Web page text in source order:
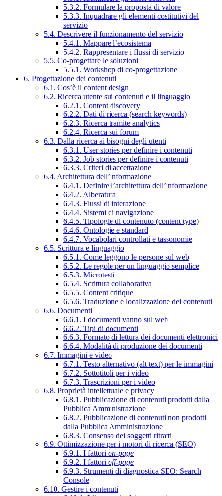
5.3.2. Formulare la proposta di valore
5.3.3. Inquadrare gli elementi costitutivi del
servizio
5.4. Descrivere il funzionamento del servizio
5.4.1. Mappare l’ecosistema
5.4.2. Rappresentare i flussi di servizio
5.5. Co-progettare le soluzioni
5.5.1. Workshop di co-progettazione
6. Progettazione dei contenuti
6.1. Cos’è il content design
6.2. Ricerca utente sui contenuti e il linguaggio
6.2.1. Content discovery
6.2.2. Dati di ricerca (search keywords)
6.2.3. Ricerca tramite analytics
6.2.4. Ricerca sui forum
6.3. Dalla ricerca ai bisogni degli utenti
6.3.1. User stories per definire i contenuti
6.3.2. Job stories per definire i contenuti
6.3.3. Criteri di accettazione
6.4. Architettura dell’informazione
6.4.1. Definire l’architettura dell’informazione
6.4.2. Alberatura
6.4.3. Flussi di interazione
6.4.4. Sistemi di navigazione
6.4.5. Tipologie di contenuto (content type)
6.4.6. Ontologie e standard
6.4.7. Vocabolari controllati e tassonomie
6.5. Scrittura e linguaggio
6.5.1. Come leggono le persone sul web
6.5.2. Le regole per un linguaggio semplice
6.5.3. Microtesti
6.5.4. Scrittura collaborativa
6.5.5. Content critique
6.5.6. Traduzione e localizzazione dei contenuti
6.6. Documenti
6.6.1. I documenti vanno sul web
6.6.2. Tipi di documenti
6.6.3. Formato di lettura dei documenti elettronici
6.6.4. Modalità di produzione dei documenti
6.7. Immagini e video
6.7.1. Testo alternativo (alt text) per le immagini
6.7.2. Sottotitoli per i video
6.7.3. Trascrizioni per i video
6.8. Proprietà intellettuale e privacy
6.8.1. Pubblicazione di contenuti prodotti dalla
Pubblica Amministrazione
6.8.2. Pubblicazione di contenuti non prodotti
dalla Pubblica Amministrazione
6.8.3. Consenso dei soggetti ritratti
6.9. Ottimizzazione per i motori di ricerca (SEO)
6.9.1. I fattori on-page
6.9.2. I fattori off-page
6.9.3. Strumenti di diagnostica SEO: Search
Console
6.10. Gestire i contenuti